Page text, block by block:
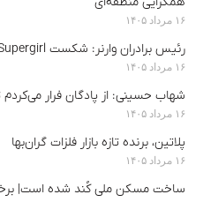
۱۶ مرداد ۱۴۰۵
رئیس برادران وارنر: شکست Supergirl استراتژی DC را تغییر نمی‌دهد
۱۶ مرداد ۱۴۰۵
شهاب حسینی: از پادگان فرار می‌کردم
۱۶ مرداد ۱۴۰۵
پلاتین، برنده تازه بازار فلزات گران‌بها
۱۶ مرداد ۱۴۰۵
ساخت مسکن ملی کُند شده است|